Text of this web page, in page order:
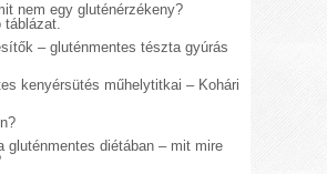
nem egy gluténérzékeny?
táblázat.
– gluténmentes tészta gyúrás
kenyérsütés műhelytitkai – Kohári
gluténmentes diétában – mit mire